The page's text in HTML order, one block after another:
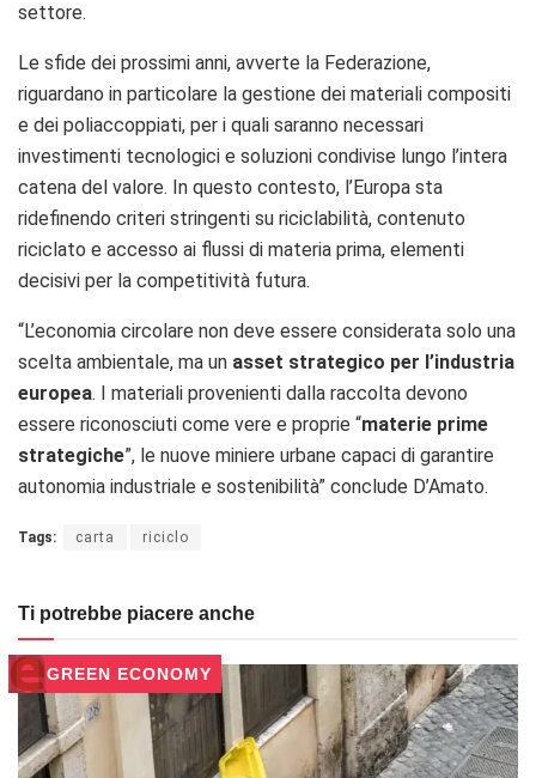
settore.
Le sfide dei prossimi anni, avverte la Federazione,
riguardano in particolare la gestione dei materiali compositi
e dei poliaccoppiati, per i quali saranno necessari
investimenti tecnologici e soluzioni condivise lungo l’intera
catena del valore. In questo contesto, l’Europa sta
ridefinendo criteri stringenti su riciclabilità, contenuto
riciclato e accesso ai flussi di materia prima, elementi
decisivi per la competitività futura.
“L’economia circolare non deve essere considerata solo una
scelta ambientale, ma un asset strategico per l’industria
europea. I materiali provenienti dalla raccolta devono
essere riconosciuti come vere e proprie “materie prime
strategiche”, le nuove miniere urbane capaci di garantire
autonomia industriale e sostenibilità” conclude D’Amato.
Tags: carta riciclo
Ti potrebbe piacere anche
GREEN ECONOMY